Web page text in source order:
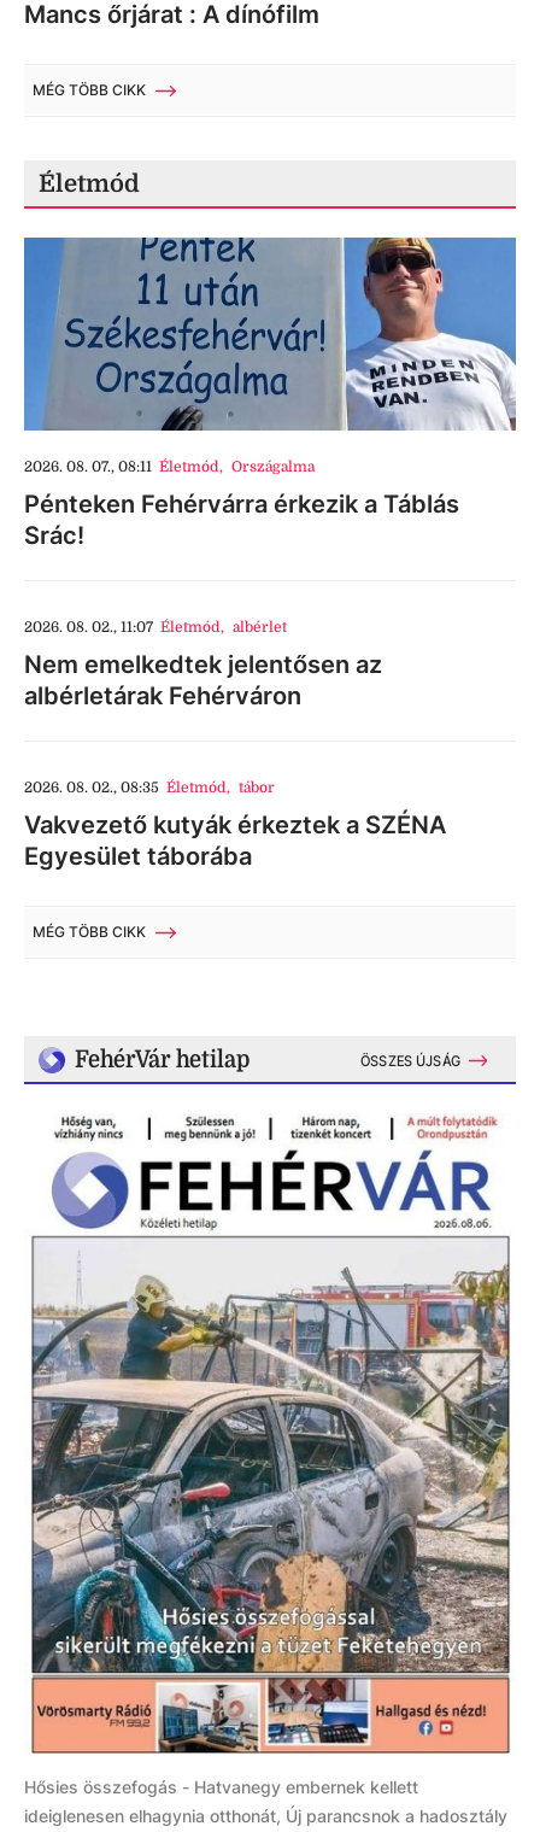
Mancs őrjárat : A dínófilm
MÉG TÖBB CIKK
Életmód
2026. 08. 07., 08:11 Életmód, Országalma
Pénteken Fehérvárra érkezik a Táblás
Srác!
2026. 08. 02., 11:07 Életmód, albérlet
Nem emelkedtek jelentősen az
albérletárak Fehérváron
2026. 08. 02., 08:35 Életmód, tábor
Vakvezető kutyák érkeztek a SZÉNA
Egyesület táborába
MÉG TÖBB CIKK
FehérVár hetilap ÖSSZES ÚJSÁG
Hősies összefogás - Hatvanegy embernek kellett
ideiglenesen elhagynia otthonát, Új parancsnok a hadosztály